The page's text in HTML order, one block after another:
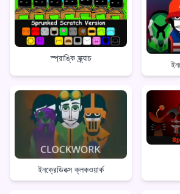
স্প্রাঙ্কি স্ক্র্যাচ
ইনক্রেডিবক্স ক্লকওয়ার্ক